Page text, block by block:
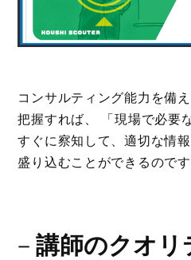
コンサルティング能力を備
把握すれば、 「現場で必要
すぐに察知して、適切な情
盛り込むことができるのです
－ 講師のクオリ